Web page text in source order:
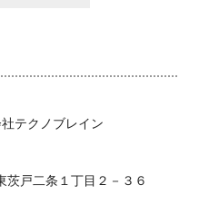
テクノブレイン
茨戸二条１丁目２－３６